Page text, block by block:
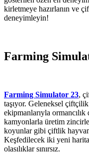
kirletmeye hazırlanın ve
deneyimleyin!
Farming
Farming Simulator 23,
taşıyor. Geleneksel
ekipmanlarıyla
kamyonlarla üretim
koyunlar gibi çiftlik
Keşfedilecek iki yeni
olasılıklar sınırsız.